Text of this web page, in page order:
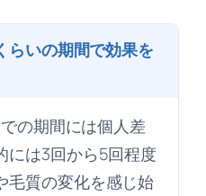
らいの期間で効果を
の期間には個人差
には3回から5回程度
毛質の変化を感じ始